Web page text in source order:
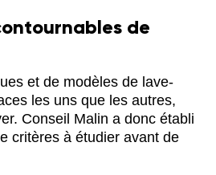
de
et de modèles de lave-
les uns que les autres,
Conseil Malin a donc établi
critères à étudier avant de